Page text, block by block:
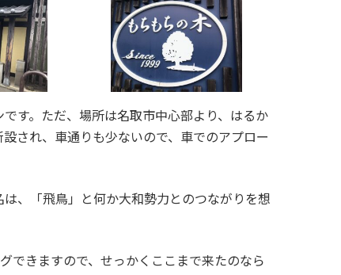
す。ただ、場所は名取市中心部より、はるか
され、車通りも少ないので、車でのアプロー
、「飛鳥」と何か大和勢力とのつながりを想
できますので、せっかくここまで来たのなら